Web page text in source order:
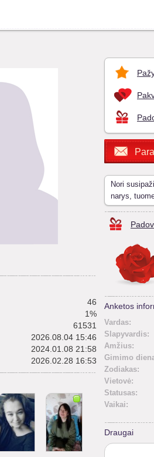
46
1%
61531
2026.08.04 15:46
2024.01.08 21:58
2026.02.28 16:53
Nori
narys,
Anketos
Vardas:
Slapyvardis:
Amžius:
Gimimo
Zodiakas:
Vietovė:
Statusas:
Vaikai:
Draugai